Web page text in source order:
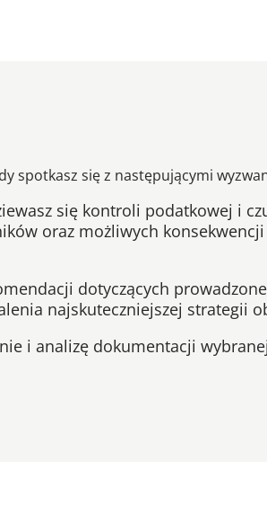
spotkasz się z następującymi
się kontroli podatkowej i
oraz możliwych konsekwencji
dotyczących
najskuteczniejszej strategii
i analizę dokumentacji wybranej